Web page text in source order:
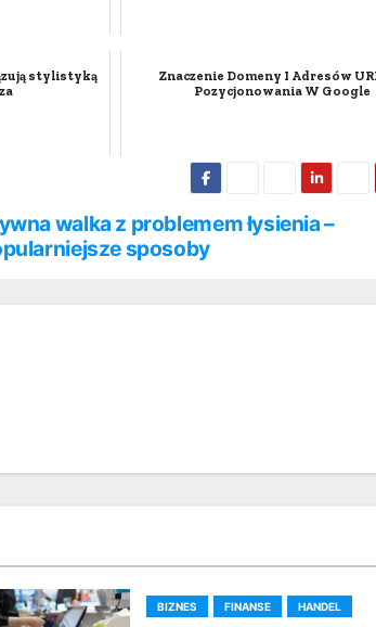
stylistyką
Znaczenie Domeny I Adresów
Pozycjonowania W Google
walka z problemem łysienia –
sposoby
BIZNES FINANSE HANDEL